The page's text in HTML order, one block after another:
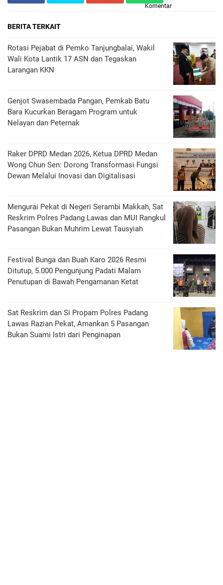
Komentar
BERITA TERKAIT
Rotasi Pejabat di Pemko Tanjungbalai, Wakil
Wali Kota Lantik 17 ASN dan Tegaskan
Larangan KKN
Genjot Swasembada Pangan, Pemkab Batu
Bara Kucurkan Beragam Program untuk
Nelayan dan Peternak
Raker DPRD Medan 2026, Ketua DPRD Medan
Wong Chun Sen: Dorong Transformasi Fungsi
Dewan Melalui Inovasi dan Digitalisasi
Mengurai Pekat di Negeri Serambi Makkah, Sat
Reskrim Polres Padang Lawas dan MUI Rangkul
Pasangan Bukan Muhrim Lewat Tausyiah
Festival Bunga dan Buah Karo 2026 Resmi
Ditutup, 5.000 Pengunjung Padati Malam
Penutupan di Bawah Pengamanan Ketat
Sat Reskrim dan Si Propam Polres Padang
Lawas Razian Pekat, Amankan 5 Pasangan
Bukan Suami Istri dari Penginapan